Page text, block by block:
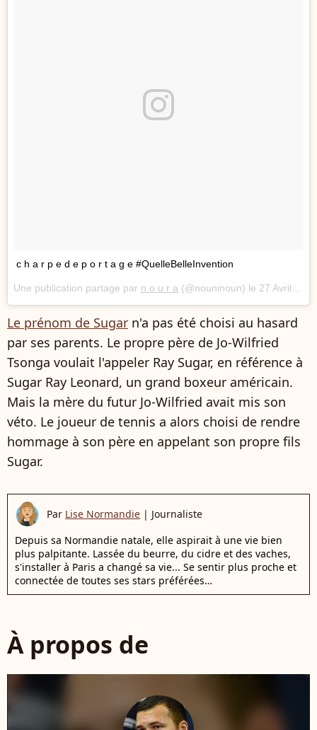
c h a r p e d e p o r t a g e #QuelleBelleInvention
Une publication partage par n o u r a (@nouninoun) le 27 Avril 2017 3 :58 PDT
Le prénom de Sugar n'a pas été choisi au hasard
par ses parents. Le propre père de Jo-Wilfried
Tsonga voulait l'appeler Ray Sugar, en référence à
Sugar Ray Leonard, un grand boxeur américain.
Mais la mère du futur Jo-Wilfried avait mis son
véto. Le joueur de tennis a alors choisi de rendre
hommage à son père en appelant son propre fils
Sugar.
Par Lise Normandie | Journaliste
Depuis sa Normandie natale, elle aspirait à une vie bien
plus palpitante. Lassée du beurre, du cidre et des vaches,
s'installer à Paris a changé sa vie... Se sentir plus proche et
connectée de toutes ses stars préférées…
À propos de